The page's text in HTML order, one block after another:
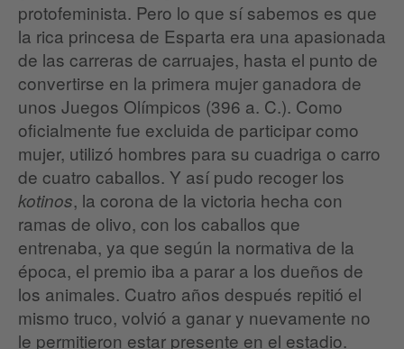
protofeminista. Pero lo que sí sabemos es que
la rica princesa de Esparta era una apasionada
de las carreras de carruajes, hasta el punto de
convertirse en la primera mujer ganadora de
unos Juegos Olímpicos (396 a. C.). Como
oficialmente fue excluida de participar como
mujer, utilizó hombres para su cuadriga o carro
de cuatro caballos. Y así pudo recoger los
kotinos, la corona de la victoria hecha con
ramas de olivo, con los caballos que
entrenaba, ya que según la normativa de la
época, el premio iba a parar a los dueños de
los animales. Cuatro años después repitió el
mismo truco, volvió a ganar y nuevamente no
le permitieron estar presente en el estadio.